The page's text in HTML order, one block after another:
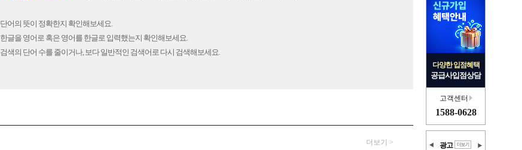
다양한 입점혜택
공급사입점상담
고객센터
1588-0628
광고
단어의 뜻이 정확한지 확인해보세요.
한글을 영어로 혹은 영어를 한글로 입력했는지 확인해보세요.
검색의 단어 수를 줄이거나, 보다 일반적인 검색어로 다시 검색해보세요.
더보기 >